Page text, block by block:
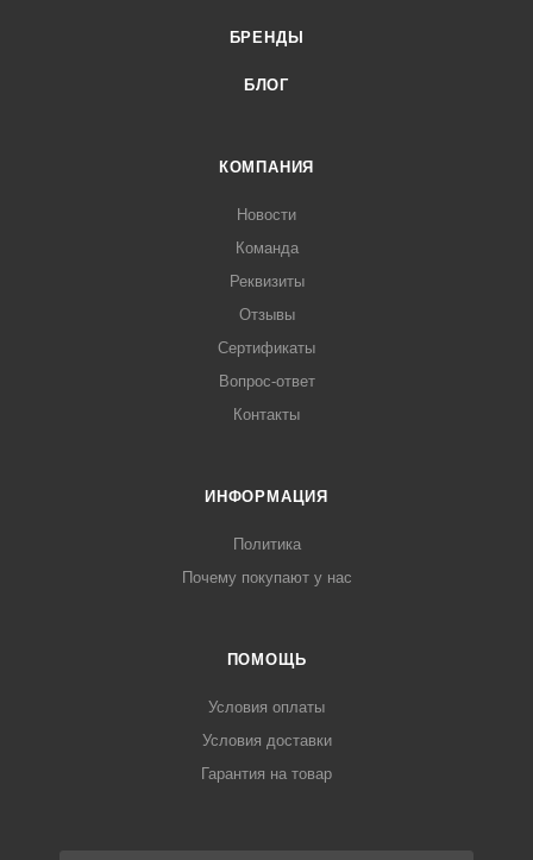
БРЕНДЫ
БЛОГ
КОМПАНИЯ
Новости
Команда
Реквизиты
Отзывы
Сертификаты
Вопрос-ответ
Контакты
ИНФОРМАЦИЯ
Политика
Почему покупают у нас
ПОМОЩЬ
Условия оплаты
Условия доставки
Гарантия на товар